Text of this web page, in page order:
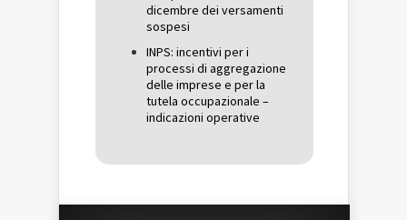
dicembre dei versamenti
sospesi
INPS: incentivi per i
processi di aggregazione
delle imprese e per la
tutela occupazionale –
indicazioni operative